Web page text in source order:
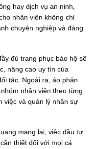
hay dịch vụ an ninh,
nhân viên không chỉ
chuyên nghiệp và đáng
đủ trang phục bảo hộ sẽ
nâng cao uy tín của
tác. Ngoài ra, áo phản
nhân viên theo từng
việc và quản lý nhân sự
mang lại, việc đầu tư
thiết đối với mọi cá